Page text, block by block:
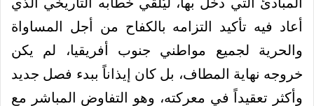
أعاد فيه تأكيد التزامه بالكفاح من أجل المساواة
والحرية لجميع مواطني جنوب أفريقيا، لم يكن
خروجه نهاية المطاف، بل كان إيذاناً ببدء فصل جديد
وأكثر تعقيداً في معركته، وهو التفاوض المباشر مع